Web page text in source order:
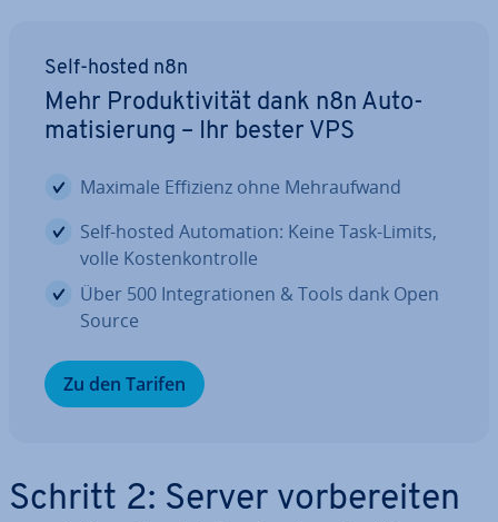
Self-hosted n8n
Mehr Pro­duk­ti­vi­tät dank n8n Au­to­
ma­ti­sie­rung – Ihr bester VPS
Maximale Effizienz ohne Mehr­auf­wand
Self-hosted Au­to­ma­ti­on: Keine Task-Limits,
volle Kos­ten­kon­trol­le
Über 500 In­te­gra­tio­nen & Tools dank Open
Source
Zu den Tarifen
Schritt 2: Server vor­be­rei­ten